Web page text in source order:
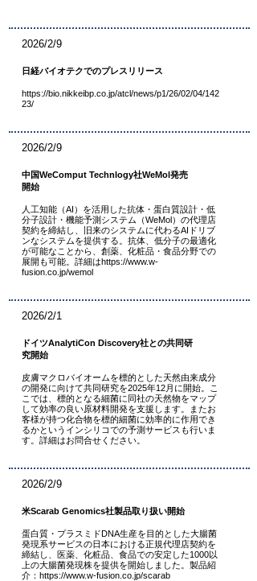
2026/2/9
日経バイオテクでのプレスリリース
https://bio.nikkeibp.co.jp/atcl/news/p1/26/02/04/142
23/
2026/2/9
中国WeComput Technlogy社WeMol発売
開始
人工知能（AI）を活用した抗体・蛋白質設計・低
分子設計・機能予測システム（WeMol）の代理店
契約を締結し、旧来のシステムに代わるAIドリブ
ンなシステムを提供する。抗体、低分子の最適化
が可能なことから、創薬、化粧品・食品分野での
展開も可能。詳細はhttps://www.w-
fusion.co.jp/wemol
2026/2/1
ドイツAnalytiCon Discovery社との共同研
究開始
皮膚マクロバイオームを標的とした天然由来成分
の開発に向けて共同研究を2025年12月に開始。こ
こでは、標的となる細菌に同社の天然物をマップ
して効率の良い原材料開発を支援します。またお
客様が持つ化合物を標的細菌に効率的に作用でき
るかというインシリコでの予測サービスも行いま
す。詳細はお問合せください。
2026/2/9
米Scarab Genomics社製品取り扱い開始
蛋白質・プラスミドDNA生産を目的とした大腸菌
発現系サービスの日本における正規代理店契約を
締結し、医薬、化粧品、食品での安定した1000以
上の大腸菌発現株を提供を開始しました。製品紹
介： https://www.w-fusion.co.jp/scarab